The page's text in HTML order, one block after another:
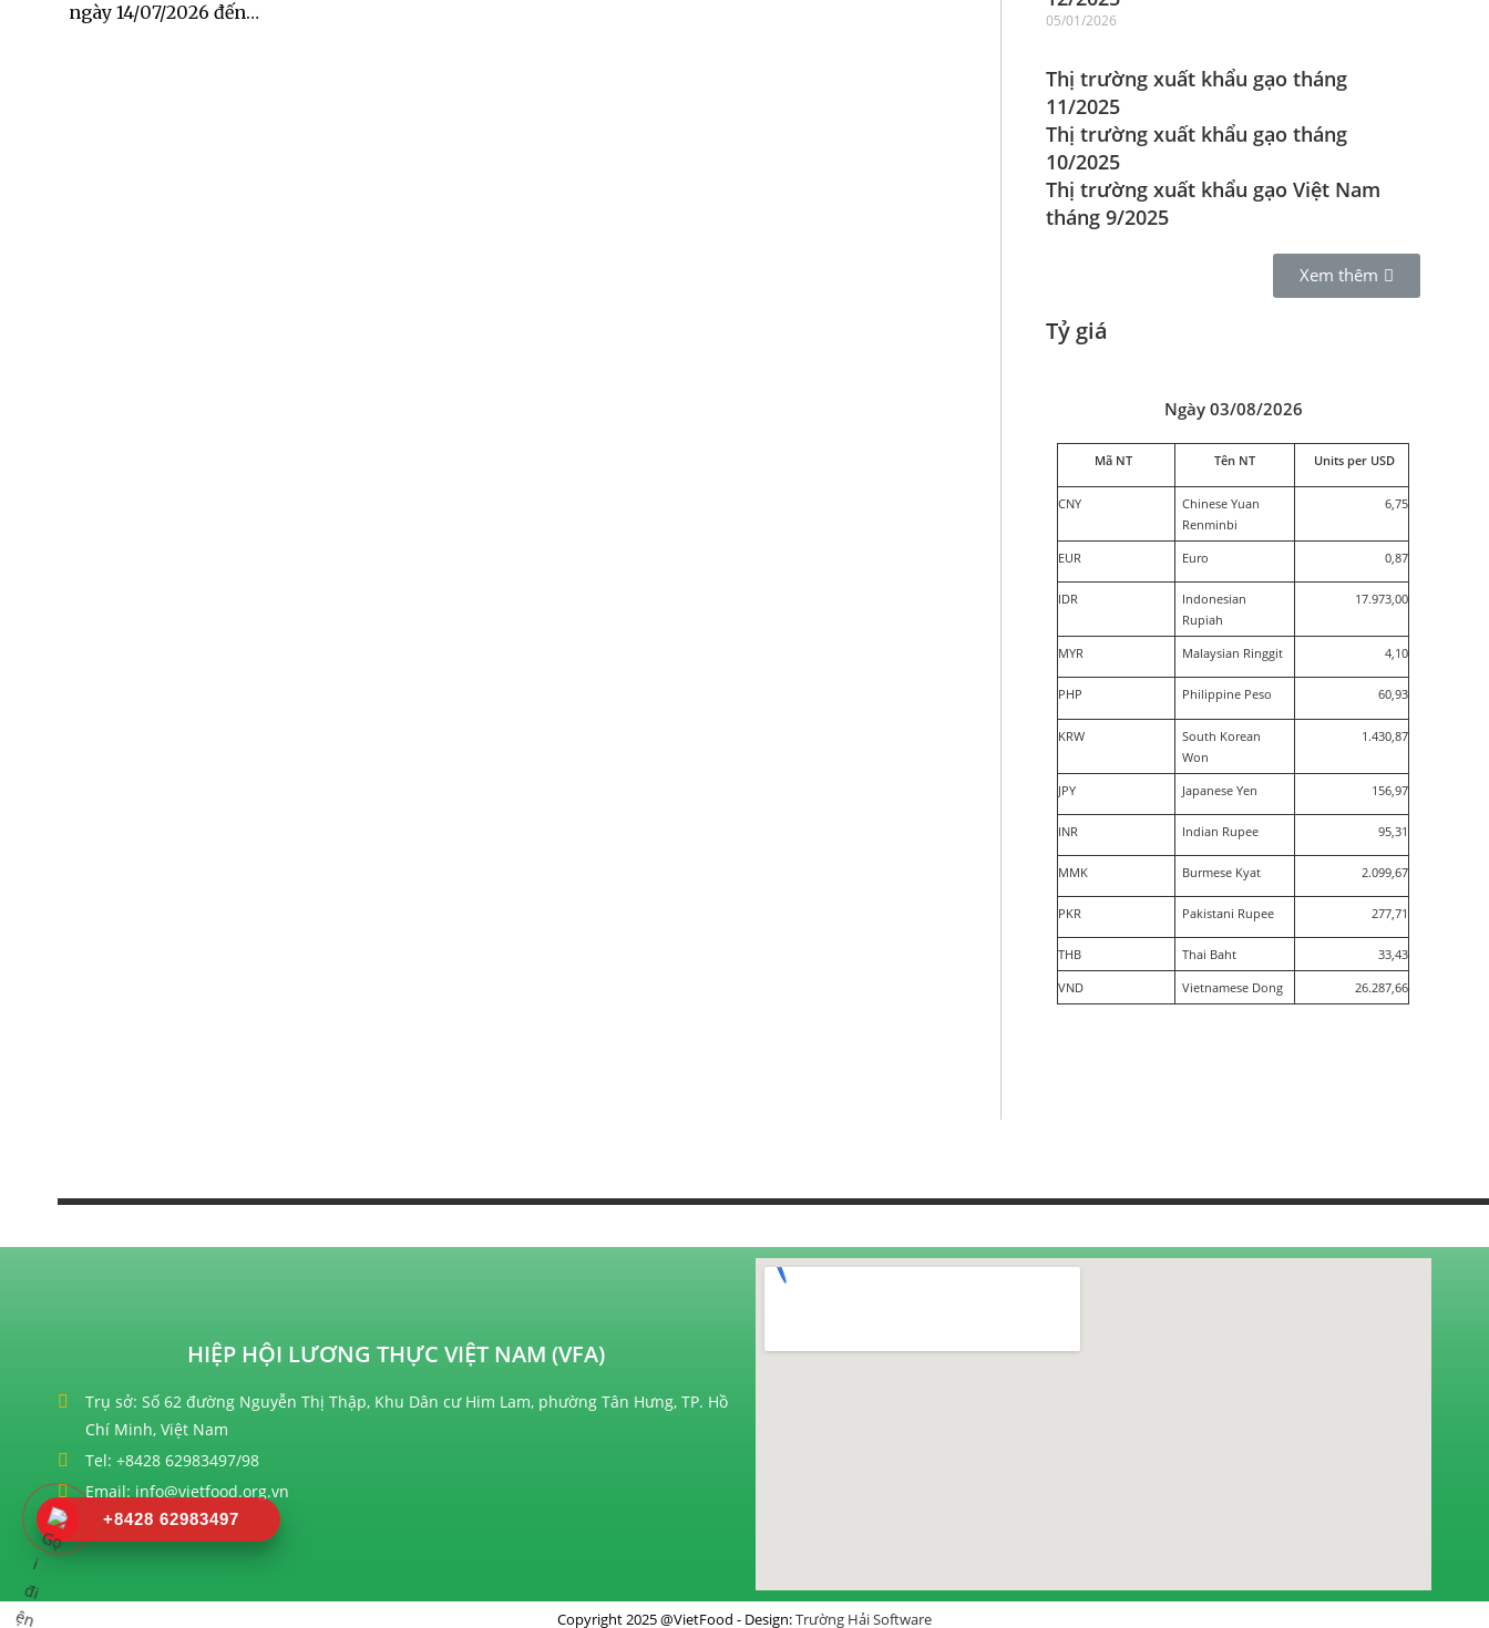
ngày 14/07/2026 đến
05/01/2026
Thị trường xuất khẩu gạo tháng
11/2025
Thị trường xuất khẩu gạo tháng
10/2025
Thị trường xuất khẩu gạo Việt Nam
tháng 9/2025
Xem thêm
Tỷ giá
Ngày 03/08/2026
Mã NT Tên NT Units per USD
CNY
Chinese Yuan
Renminbi
6,75
EUR Euro 0,87
IDR
Indonesian
Rupiah
17.973,00
MYR Malaysian Ringgit 4,10
PHP Philippine Peso 60,93
KRW
South Korean
Won
1.430,87
JPY Japanese Yen 156,97
INR Indian Rupee 95,31
MMK Burmese Kyat 2.099,67
PKR Pakistani Rupee 277,71
THB Thai Baht
33,43
VND
Vietnamese Dong 26.287,66
HIỆP HỘI LƯƠNG THỰC VIỆT NAM (VFA)
Trụ sở: Số 62 đường Nguyễn Thị Thập, Khu Dân cư Him Lam, phường Tân Hưng, TP. Hồ
Chí Minh, Việt Nam
Tel: +8428 62983497/98
Email: info@vietfood.org.vn
Copyright 2025 @VietFood - Design:Trường Hải Software
+8428 62983497